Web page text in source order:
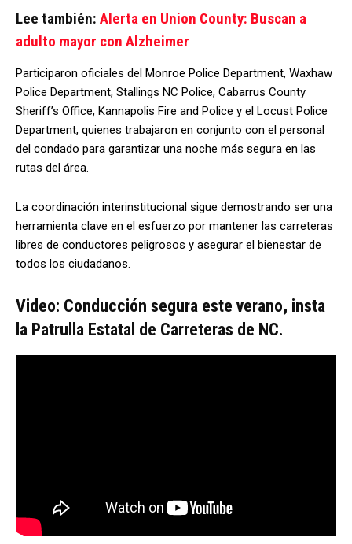
Lee también: Alerta en Union County: Buscan a
adulto mayor con Alzheimer
Participaron oficiales del Monroe Police Department, Waxhaw
Police Department, Stallings NC Police, Cabarrus County
Sheriff’s Office, Kannapolis Fire and Police y el Locust Police
Department, quienes trabajaron en conjunto con el personal
del condado para garantizar una noche más segura en las
rutas del área.
La coordinación interinstitucional sigue demostrando ser una
herramienta clave en el esfuerzo por mantener las carreteras
libres de conductores peligrosos y asegurar el bienestar de
todos los ciudadanos.
Video: Conducción segura este verano, insta
la Patrulla Estatal de Carreteras de NC.